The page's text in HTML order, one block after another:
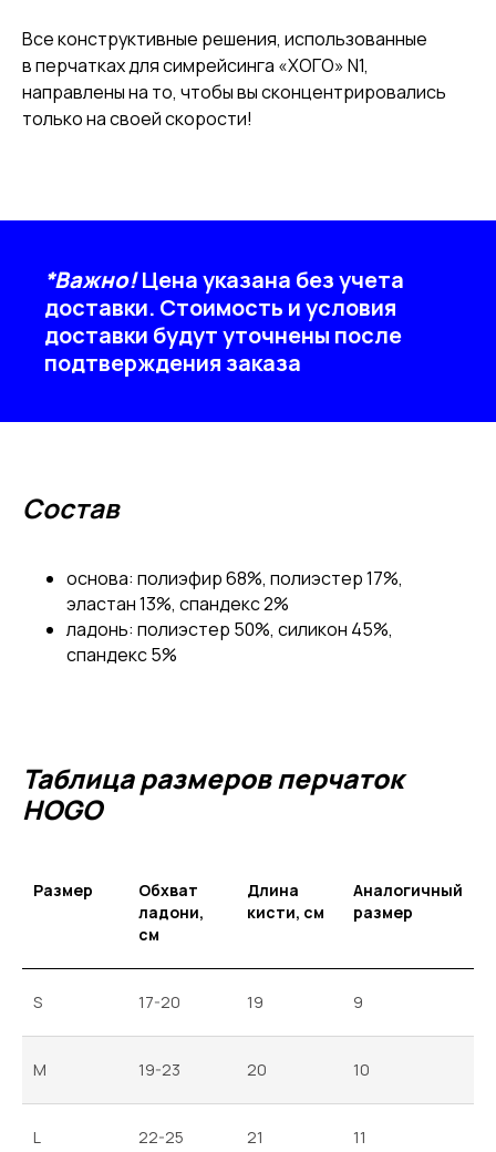
Все конструктивные решения, использованные
в перчатках для симрейсинга «ХОГО» N1,
направлены на то, чтобы вы сконцентрировались
только на своей скорости!
*Важно!Цена указана без учета
доставки. Стоимость и условия
доставки будут уточнены после
подтверждения заказа
Состав
основа: полиэфир 68%, полиэстер 17%,
эластан 13%, спандекс 2%
ладонь: полиэстер 50%, силикон 45%,
спандекс 5%
Таблица размеров перчаток
HOGO
Размер
Обхват
ладони,
см
Длина
кисти, см
Аналогичный
размер
S 17-20 19 9
M 19-23 20 10
L 22-25 21 11